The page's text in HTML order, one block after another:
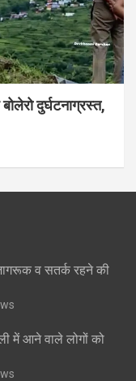
दुर्घटनाग्रस्त,
व सतर्क रहने की
में आने वाले लोगों को